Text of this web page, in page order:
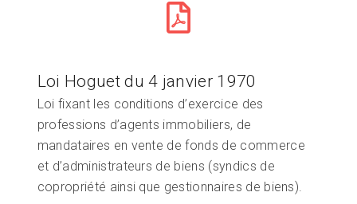
Loi Hoguet du 4 janvier 1970
Loi fixant les conditions d’exercice des
professions d’agents immobiliers, de
mandataires en vente de fonds de commerce
et d’administrateurs de biens (syndics de
copropriété ainsi que gestionnaires de biens).